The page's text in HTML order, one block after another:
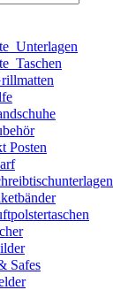
Posten
Safes